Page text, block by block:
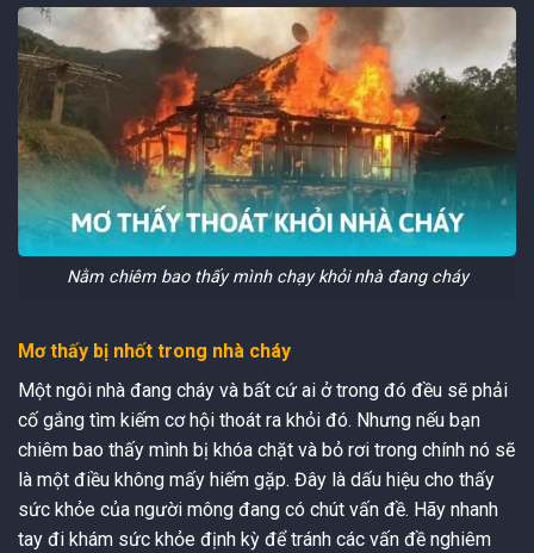
Nằm chiêm bao thấy mình chạy khỏi nhà đang cháy
Mơ thấy bị nhốt trong nhà cháy
Một ngôi nhà đang cháy và bất cứ ai ở trong đó đều sẽ phải
cố gắng tìm kiếm cơ hội thoát ra khỏi đó. Nhưng nếu bạn
chiêm bao thấy mình bị khóa chặt và bỏ rơi trong chính nó sẽ
là một điều không mấy hiếm gặp. Đây là dấu hiệu cho thấy
sức khỏe của người mông đang có chút vấn đề. Hãy nhanh
tay đi khám sức khỏe định kỳ để tránh các vấn đề nghiêm